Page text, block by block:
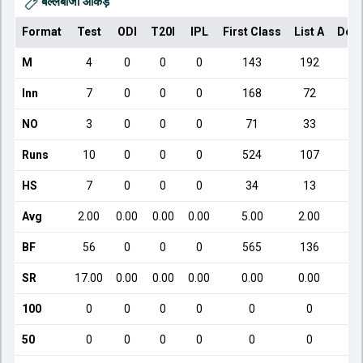
Format Test ODI T20I IPL First Class List A
M 4 0 0 0 143 192
Inn 7 0 0 0 168 72
NO 3 0 0 0 71 33
Runs 10 0 0 0 524 107
HS 7 0 0 0 34 13
Avg 2.00 0.00 0.00 0.00 5.00 2.00
BF 56 0 0 0 565 136
SR 17.00 0.00 0.00 0.00 0.00 0.00
100 0 0 0 0 0 0
50 0 0 0 0 0 0